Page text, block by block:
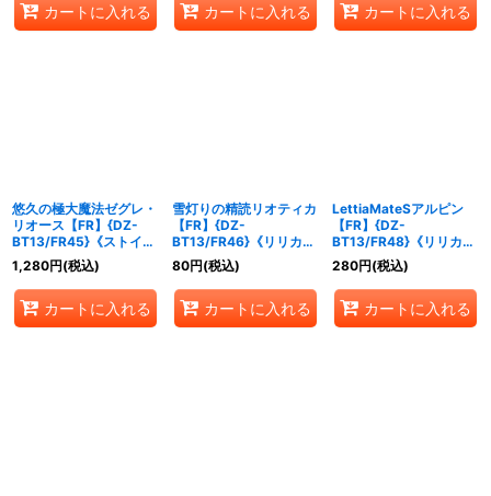
カートに入れる カートに入れる カートに入れる
悠久の極大魔法ゼグレ・
リオース【FR】{DZ-
BT13/FR45}《ストイケ
イア》
1,280円(税込)
カートに入れる
雪灯りの精読リオティカ
【FR】{DZ-
BT13/FR46}《リリカル
モナステリオ》
80円(税込)
カートに入れる
LettiaMateSアルピン
【FR】{DZ-
BT13/FR48}《リリカル
モナステリオ》
280円(税込)
カートに入れる